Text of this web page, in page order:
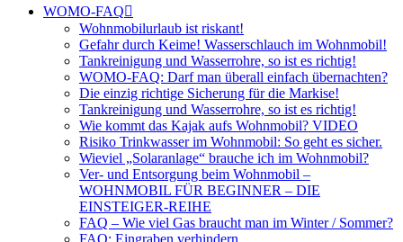
WOMO-FAQ
Wohnmobilurlaub ist riskant!
Gefahr durch Keime! Wasserschlauch im Wohnmobil!
Tankreinigung und Wasserrohre, so ist es richtig!
WOMO-FAQ: Darf man überall einfach übernachten?
Die einzig richtige Sicherung für die Markise!
Tankreinigung und Wasserrohre, so ist es richtig!
Wie kommt das Kajak aufs Wohnmobil? VIDEO
Risiko Trinkwasser im Wohnmobil: So geht es sicher.
Wieviel „Solaranlage“ brauche ich im Wohnmobil?
Ver- und Entsorgung beim Wohnmobil –
WOHNMOBIL FÜR BEGINNER – DIE
EINSTEIGER-REIHE
FAQ – Wie viel Gas braucht man im Winter / Sommer?
FAQ: Eingraben verhindern